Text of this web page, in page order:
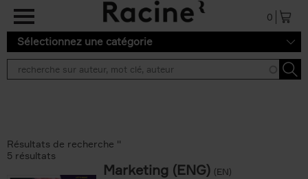
Aller au contenu principal
0
Sélectionnez une catégorie
Résultats de recherche ''
5 résultats
Marketing (ENG) (EN)